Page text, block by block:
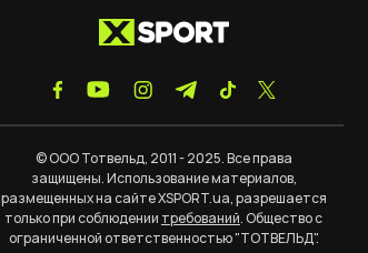
© ООО Тотвельд, 2011 - 2025. Все права
защищены. Использование материалов,
размещенных на сайте XSPORT.ua, разрешается
только при соблюдении требований. Общество с
ограниченной ответственностью "ТОТВЕЛЬД".